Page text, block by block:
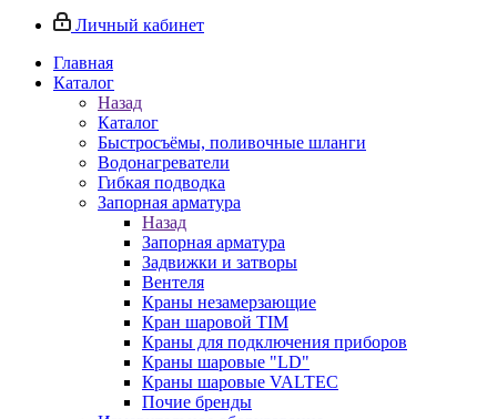
Личный кабинет
Главная
Каталог
Назад
Каталог
Быстросъёмы, поливочные шланги
Водонагреватели
Гибкая подводка
Запорная арматура
Назад
Запорная арматура
Задвижки и затворы
Вентеля
Краны незамерзающие
Кран шаровой TIM
Краны для подключения приборов
Краны шаровые "LD"
Краны шаровые VALTEC
Почие бренды